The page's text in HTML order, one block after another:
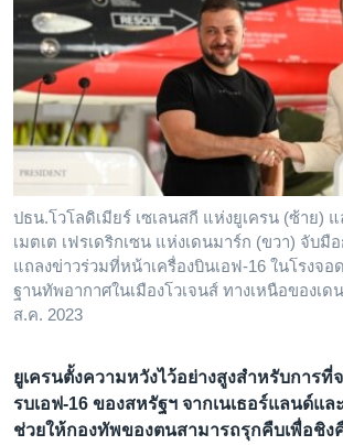
การ
ค้นหา
ไลฟ์สไตล์
ตรวจสอบข่าว
เรียนรู้ภาษาอังกฤษ
พอดคาสต์
ติดตามเรา
เลือกภาษา
ปธน.โวโลดิเมียร์ เซเลนสกี แห่งยูเครน (ซ้าย)
เมตเต เฟรเดริกเซน แห่งเดนมาร์ก (ขวา) จับมื
แถลงข่าวร่วมที่หน้าเครื่องบินเอฟ-16 ในโรงจอ
ฐานทัพอากาศในเมืองโวเจนส์ ทางเหนือของเด
ส.ค. 2023
ยูเครนตั้งความหวังไว้อย่างสูงสำหรับการที่
รบเอฟ-16 ของสหรัฐฯ จากเนเธอร์แลนด์แล
ช่วยให้กองทัพของตนสามารถรุกคืบเพื่อชิ